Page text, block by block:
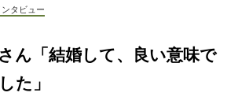
子ど
記憶
に一
生残
に！
ンタビュー
ん「結婚して、良い意味で
た」